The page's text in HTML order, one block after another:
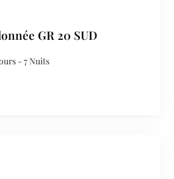
GR 20 SUD
- 7 Nuits